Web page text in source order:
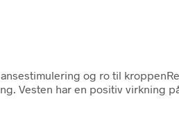
og ro til
Vesten har en positiv virkning